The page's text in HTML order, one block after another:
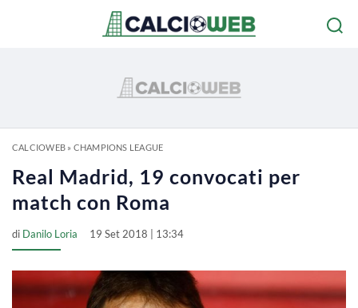
CALCIOWEB» CHAMPIONS LEAGUE
Real Madrid, 19 convocati per
match con Roma
di Danilo Loria 19 Set 2018 | 13:34